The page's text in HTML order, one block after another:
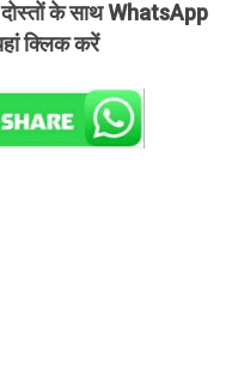
के साथ WhatsApp
क्लिक करें